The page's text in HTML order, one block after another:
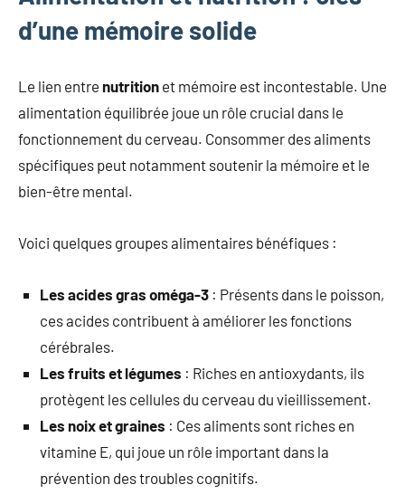
d’une mémoire solide
Le lien entre nutrition et mémoire est incontestable. Une
alimentation équilibrée joue un rôle crucial dans le
fonctionnement du cerveau. Consommer des aliments
spécifiques peut notamment soutenir la mémoire et le
bien-être mental.
Voici quelques groupes alimentaires bénéfiques :
Les acides gras oméga-3 : Présents dans le poisson,
ces acides contribuent à améliorer les fonctions
cérébrales.
Les fruits et légumes : Riches en antioxydants, ils
protègent les cellules du cerveau du vieillissement.
Les noix et graines : Ces aliments sont riches en
vitamine E, qui joue un rôle important dans la
prévention des troubles cognitifs.